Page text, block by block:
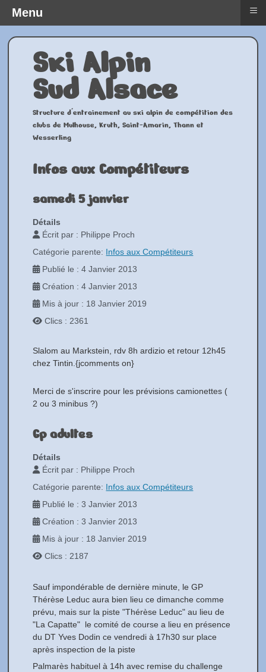
Ski Alpin
Sud Alsace
Structure d'entrainement au ski alpin de compétition des
clubs de Mulhouse, Kruth, Saint-Amarin, Thann et
Wesserling
Infos aux Compétiteurs
samedi 5 janvier
Détails
Écrit par : Philippe Proch
Catégorie parente: Infos aux Compétiteurs
Publié le : 4 Janvier 2013
Création : 4 Janvier 2013
Mis à jour : 18 Janvier 2019
Clics : 2361
Slalom au Markstein, rdv 8h ardizio et retour 12h45
chez Tintin.{jcomments on}
Merci de s'inscrire pour les prévisions camionettes (
2 ou 3 minibus ?)
Gp adultes
Détails
Écrit par : Philippe Proch
Catégorie parente: Infos aux Compétiteurs
Publié le : 3 Janvier 2013
Création : 3 Janvier 2013
Mis à jour : 18 Janvier 2019
Clics : 2187
Sauf impondérable de dernière minute, le GP
Thérèse Leduc aura bien lieu ce dimanche comme
prévu, mais sur la piste "Thérèse Leduc" au lieu de
"La Capatte" le comité de course a lieu en présence
du DT Yves Dodin ce vendredi à 17h30 sur place
après inspection de la piste
Palmarès habituel à 14h avec remise du challenge
Menu ≡